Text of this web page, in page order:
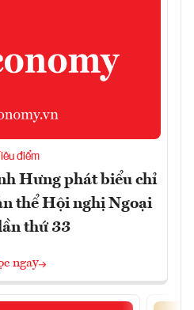
Tiêu điểm
Hưng phát biểu chỉ
thể Hội nghị Ngoại
thứ 33
ngay